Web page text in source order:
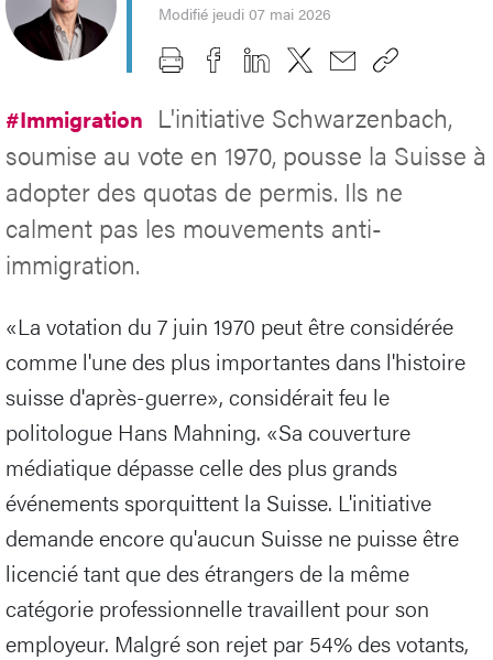
Modifié jeudi 07 mai 2026
#Immigration L'initiative Schwarzenbach,
soumise au vote en 1970, pousse la Suisse à
adopter des quotas de permis. Ils ne
calment pas les mouvements anti-
immigration.
«La votation du 7 juin 1970 peut être considérée
comme l'une des plus importantes dans l'histoire
suisse d'après-guerre», considérait feu le
politologue Hans Mahning. «Sa couverture
médiatique dépasse celle des plus grands
événements sporquittent la Suisse. L'initiative
demande encore qu'aucun Suisse ne puisse être
licencié tant que des étrangers de la même
catégorie professionnelle travaillent pour son
employeur. Malgré son rejet par 54% des votants,